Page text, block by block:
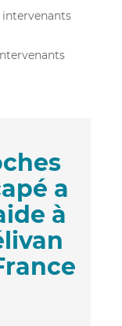
intervenants
a
à